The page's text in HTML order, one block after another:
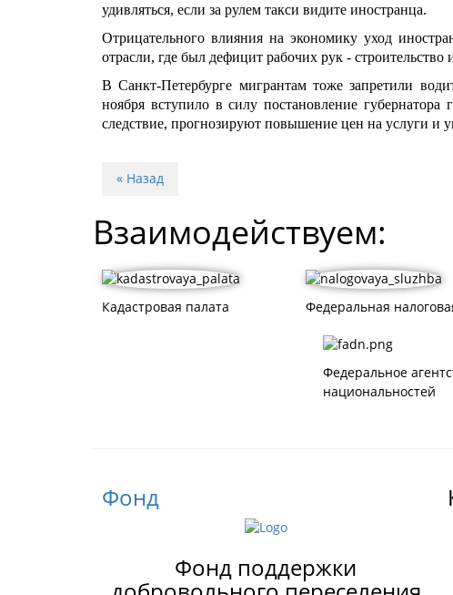
удивляться, если за рулем такси видите иностранца.
Отрицательного влияния на экономику уход
отрасли, где был дефицит рабочих рук - строительство
В Санкт-Петербурге мигрантам тоже запретили
ноября вступило в силу постановление
следствие, прогнозируют повышение цен на услуги и
« Назад
Взаимодействуем:
Кадастровая палата Федеральная
Федеральное
национальностей
Фонд
Фонд поддержки